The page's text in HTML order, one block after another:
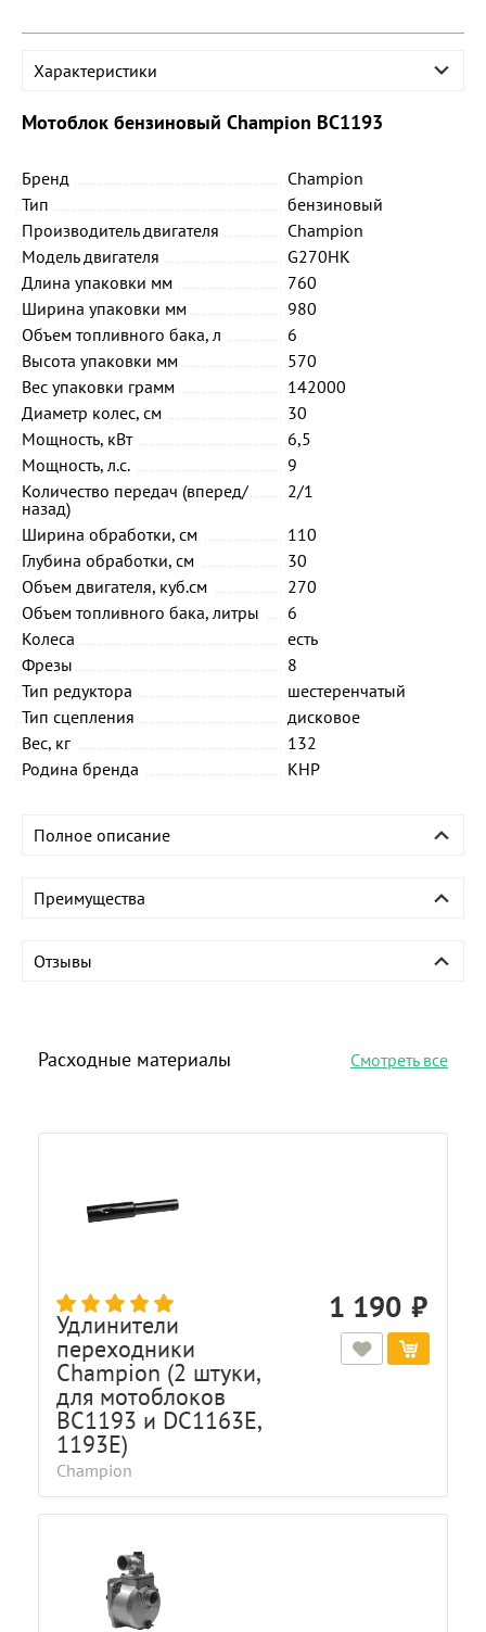
Характеристики
Мотоблок бензиновый Champion ВC1193
Бренд
Champion
Тип
бензиновый
Производитель двигателя
Champion
Модель двигателя
G270HK
Длина упаковки мм
760
Ширина упаковки мм
980
Объем топливного бака, л
6
Высота упаковки мм
570
Вес упаковки грамм
142000
Диаметр колес, см
30
Мощность, кВт
6,5
Мощность, л.с.
9
Количество передач (вперед/
назад)
2/1
Ширина обработки, см
110
Глубина обработки, см
30
Объем двигателя, куб.см
270
Объем топливного бака, литры
6
Колеса
есть
Фрезы
8
Тип редуктора
шестеренчатый
Тип сцепления
дисковое
Вес, кг
132
Родина бренда
КНР
Полное описание
Преимущества
Отзывы
Расходные материалы Смотреть все
Удлинители
переходники
Champion (2 штуки,
для мотоблоков
BC1193 и DC1163E,
1193E)
Champion
1 190